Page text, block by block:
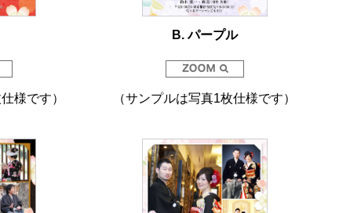
様です）
B. パープル
（サンプルは写真1枚仕様です）